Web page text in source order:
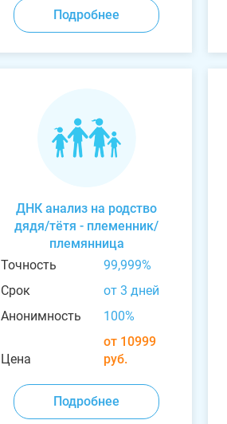
Подробнее
ДНК анализ на родство
дядя/тётя - племенник/
племянница
Точность
99,999%
Срок
от 3 дней
Анонимность
100%
Цена
от 10999
руб.
Подробнее